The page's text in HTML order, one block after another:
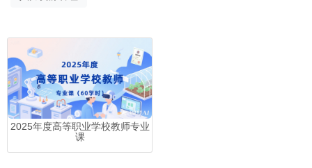
2025年度高等职业学校教师专业
课